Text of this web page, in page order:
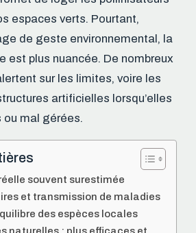
espaces verts. Pourtant,
de geste environnemental, la
est plus nuancée. De nombreux
sur les limites, voire les
artificielles lorsqu’elles
ou mal gérées.
souvent surestimée
et transmission de maladies
des espèces locales